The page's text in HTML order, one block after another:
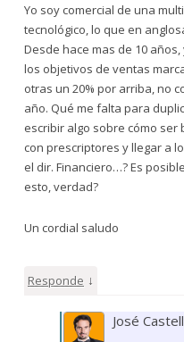
Yo soy comercial de una
tecnológico, lo que en
Desde hace mas de 10
los objetivos de ventas
otras un 20% por arriba, no
año. Qué me falta para
escribir algo sobre cómo
con prescriptores y llegar a
el dir. Financiero…? Es
esto, verdad?
Un cordial saludo
Responde ↓
José